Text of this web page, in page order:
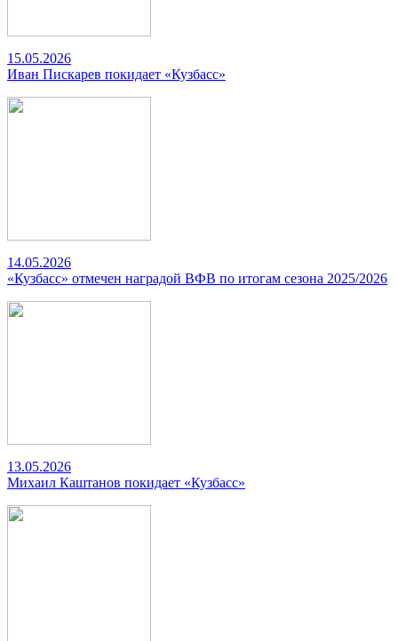
15.05.2026
Иван Пискарев покидает «Кузбасс»
14.05.2026
«Кузбасс» отмечен наградой ВФВ по итогам сезона 2025/2026
13.05.2026
Михаил Каштанов покидает «Кузбасс»